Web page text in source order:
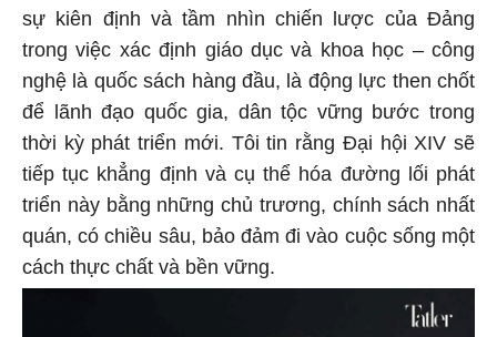
sự kiên định và tầm nhìn chiến lược của Đảng
trong việc xác định giáo dục và khoa học – công
nghệ là quốc sách hàng đầu, là động lực then chốt
để lãnh đạo quốc gia, dân tộc vững bước trong
thời kỳ phát triển mới. Tôi tin rằng Đại hội XIV sẽ
tiếp tục khẳng định và cụ thể hóa đường lối phát
triển này bằng những chủ trương, chính sách nhất
quán, có chiều sâu, bảo đảm đi vào cuộc sống một
cách thực chất và bền vững.